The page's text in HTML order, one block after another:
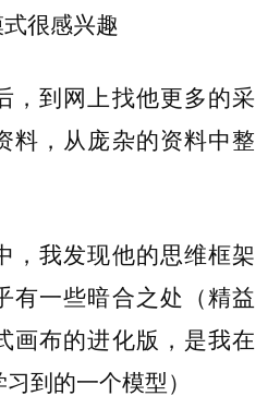
很感兴趣
，到网上找他更多的采
料，从庞杂的资料中整
，我发现他的思维框架
有一些暗合之处（精益
画布的进化版，是我在
到的一个模型）